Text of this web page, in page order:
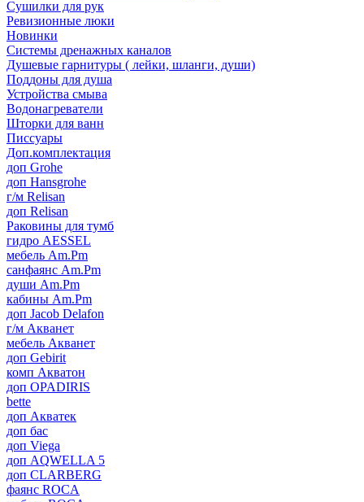
Сушилки для рук
Ревизионные люки
Новинки
Системы дренажных каналов
Душевые гарнитуры ( лейки, шланги, души)
Поддоны для душа
Устройства смыва
Водонагреватели
Шторки для ванн
Писсуары
Доп.комплектация
доп Grohe
доп Hansgrohe
г/м Relisan
доп Relisan
Раковины для тумб
гидро AESSEL
мебель Am.Pm
санфаянс Am.Pm
души Am.Pm
кабины Am.Pm
доп Jacob Delafon
г/м Акванет
мебель Акванет
доп Gebirit
комп Акватон
доп OPADIRIS
bette
доп Акватек
доп бас
доп Viega
доп AQWELLA 5
доп CLARBERG
фаянс ROCA